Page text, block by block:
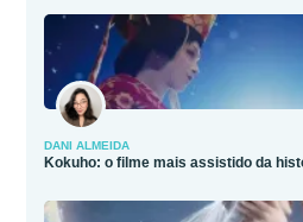
DANI ALMEIDA
Kokuho: o filme mais assistido da